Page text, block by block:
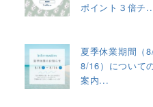
ポイント３倍チ
夏季休業期間（
8/16）について
案内...